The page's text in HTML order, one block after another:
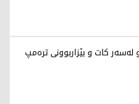
لەسەر کات و بێزاربوونی ترەمپ